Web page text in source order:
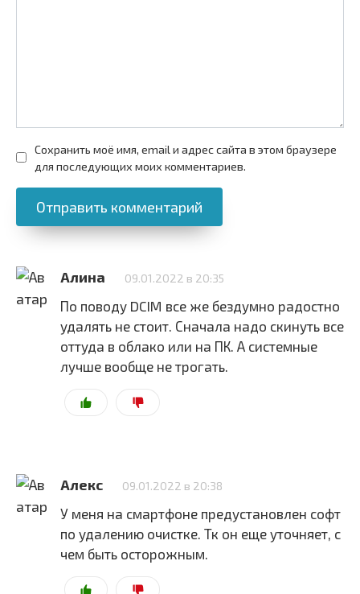
Сохранить моё имя, email и адрес сайта в этом браузере
для последующих моих комментариев.
Алина 09.01.2022 в 20:35
По поводу DCIM все же бездумно радостно
удалять не стоит. Сначала надо скинуть все
оттуда в облако или на ПК. А системные
лучше вообще не трогать.
Алекс 09.01.2022 в 20:38
У меня на смартфоне предустановлен софт
по удалению очистке. Тк он еще уточняет, с
чем быть осторожным.